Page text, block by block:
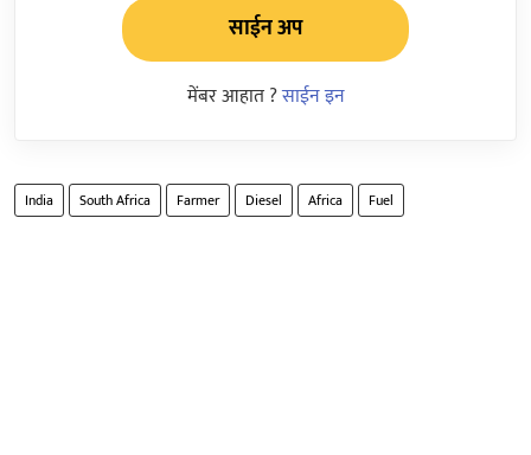
साईन अप
मेंबर आहात ?साईन इन
India South Africa Farmer Diesel Africa Fuel